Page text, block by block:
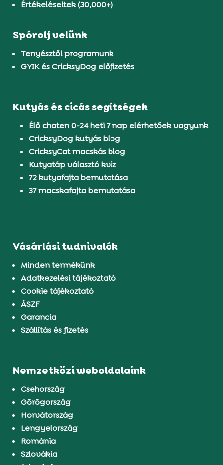
Értékeléseitek (30,000+)
Spórolj velünk
Tenyésztői programunk
GYIK és CricksyDog előfizetés
Kutyás és cicás segítségek
Élő chaten 0-24 heti 7 nap elérhetőek vagyunk
CricksyDog kutyás blog
CricksyCat macskás blog
Kutyatáp választó kvíz
72 kutyafajta bemutatása
37 macskafajta bemutatása
Vásárlási tudnivalók
Minden termékünk
Adatkezelési tájékoztató
Cookie tájékoztató
ÁSZF
Garancia
Szállítás és fizetés
Nemzetközi weboldalaink
Csehország
Görögország
Horvátország
Lengyelország
Románia
Szlovákia